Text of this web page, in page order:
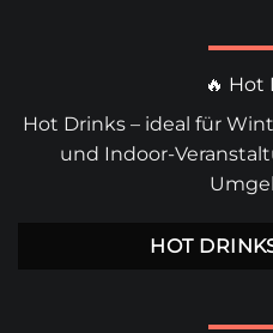
🔥 Hot
Hot Drinks – ideal für
und Indoor-
HOT